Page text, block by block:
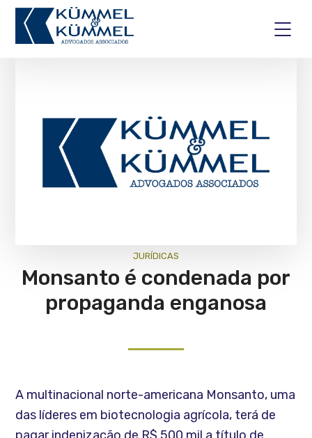
JURÍ­DICAS
Monsanto é condenada por
propaganda enganosa
A multinacional norte-americana Monsanto, uma
das líderes em biotecnologia agrícola, terá de